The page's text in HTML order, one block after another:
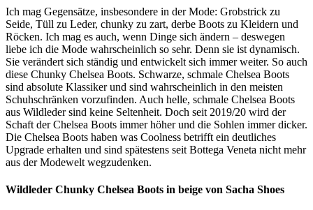
Ich mag Gegensätze, insbesondere in der Mode: Grobstrick zu
Seide, Tüll zu Leder, chunky zu zart, derbe Boots zu Kleidern und
Röcken. Ich mag es auch, wenn Dinge sich ändern – deswegen
liebe ich die Mode wahrscheinlich so sehr. Denn sie ist dynamisch.
Sie verändert sich ständig und entwickelt sich immer weiter. So auch
diese Chunky Chelsea Boots. Schwarze, schmale Chelsea Boots
sind absolute Klassiker und sind wahrscheinlich in den meisten
Schuhschränken vorzufinden. Auch helle, schmale Chelsea Boots
aus Wildleder sind keine Seltenheit. Doch seit 2019/20 wird der
Schaft der Chelsea Boots immer höher und die Sohlen immer dicker.
Die Chelsea Boots haben was Coolness betrifft ein deutliches
Upgrade erhalten und sind spätestens seit Bottega Veneta nicht mehr
aus der Modewelt wegzudenken.
Wildleder Chunky Chelsea Boots in beige von Sacha Shoes